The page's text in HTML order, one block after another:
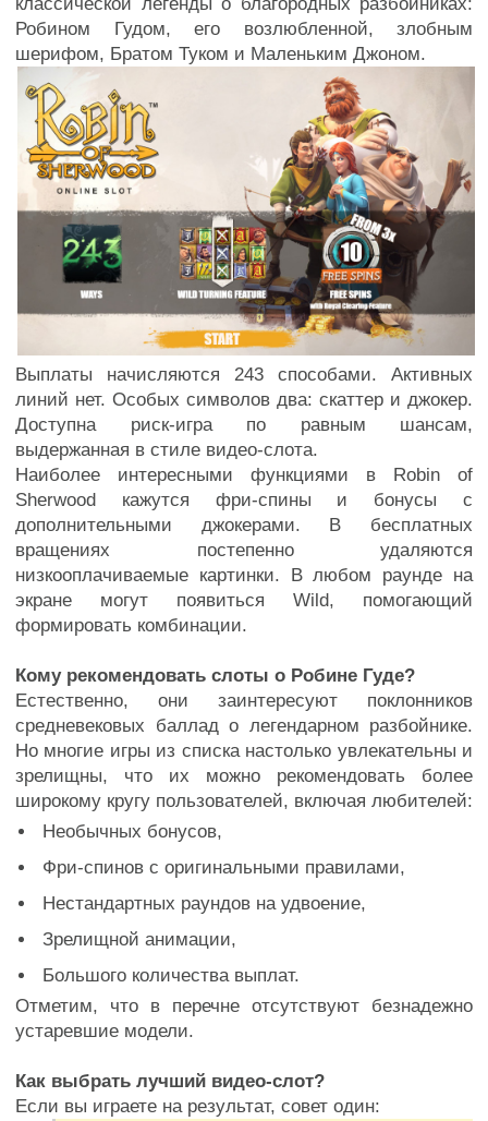
Робином Гудом, его возлюбленной, злобным
шерифом, Братом Туком и Маленьким Джоном.
Выплаты начисляются 243 способами. Активных
линий нет. Особых символов два: скаттер и джокер.
Доступна риск-игра по равным шансам,
выдержанная в стиле видео-слота.
Наиболее интересными функциями в Robin of
Sherwood кажутся фри-спины и бонусы с
дополнительными джокерами. В бесплатных
вращениях постепенно удаляются
низкооплачиваемые картинки. В любом раунде на
экране могут появиться Wild, помогающий
формировать комбинации.
Кому рекомендовать слоты о Робине Гуде?
Естественно, они заинтересуют поклонников
средневековых баллад о легендарном разбойнике.
Но многие игры из списка настолько увлекательны и
зрелищны, что их можно рекомендовать более
широкому кругу пользователей, включая любителей:
Необычных бонусов,
Фри-спинов с оригинальными правилами,
Нестандартных раундов на удвоение,
Зрелищной анимации,
Большого количества выплат.
Отметим, что в перечне отсутствуют безнадежно
устаревшие модели.
Как выбрать лучший видео-слот?
Если вы играете на результат, совет один: